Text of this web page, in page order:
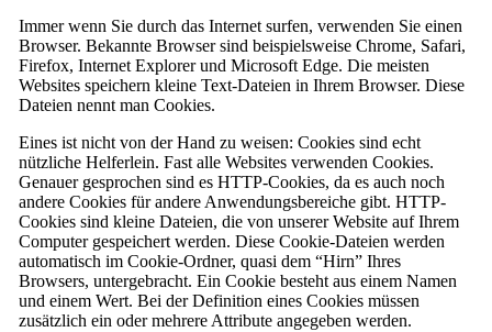
Immer wenn Sie durch das Internet surfen, verwenden Sie einen
Browser. Bekannte Browser sind beispielsweise Chrome, Safari,
Firefox, Internet Explorer und Microsoft Edge. Die meisten
Websites speichern kleine Text-Dateien in Ihrem Browser. Diese
Dateien nennt man Cookies.
Eines ist nicht von der Hand zu weisen: Cookies sind echt
nützliche Helferlein. Fast alle Websites verwenden Cookies.
Genauer gesprochen sind es HTTP-Cookies, da es auch noch
andere Cookies für andere Anwendungsbereiche gibt. HTTP-
Cookies sind kleine Dateien, die von unserer Website auf Ihrem
Computer gespeichert werden. Diese Cookie-Dateien werden
automatisch im Cookie-Ordner, quasi dem “Hirn” Ihres
Browsers, untergebracht. Ein Cookie besteht aus einem Namen
und einem Wert. Bei der Definition eines Cookies müssen
zusätzlich ein oder mehrere Attribute angegeben werden.